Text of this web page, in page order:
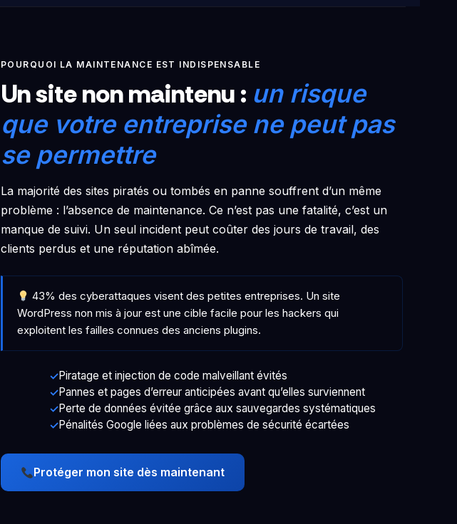
POURQUOI LA MAINTENANCE EST INDISPENSABLE
Un site non maintenu : un risque
que votre entreprise ne peut pas
se permettre
La majorité des sites piratés ou tombés en panne souffrent d’un même
problème : l’absence de maintenance. Ce n’est pas une fatalité, c’est un
manque de suivi. Un seul incident peut coûter des jours de travail, des
clients perdus et une réputation abîmée.
43% des cyberattaques visent des petites entreprises. Un site
WordPress non mis à jour est une cible facile pour les hackers qui
exploitent les failles connues des anciens plugins.
Piratage et injection de code malveillant évités
Pannes et pages d’erreur anticipées avant qu’elles surviennent
Perte de données évitée grâce aux sauvegardes systématiques
Pénalités Google liées aux problèmes de sécurité écartées
Protéger mon site dès maintenant